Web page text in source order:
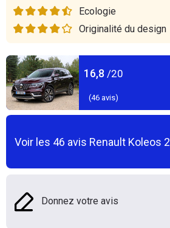
Ecologie
Originalité du design
16,8 /20
(46 avis)
Voir les 46 avis Renault Koleos 2
Donnez votre avis